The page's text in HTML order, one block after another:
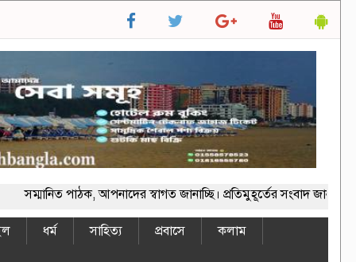
পাঠক, আপনাদের স্বাগত জানাচ্ছি। প্রতিমুহূর্তের সংবাদ জানতে
ধর্ম সাহিত্য প্রবাসে
কলাম